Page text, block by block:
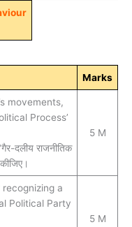
Marks
movements,
Process’
दलीय राजनीतिक
5 M
a
Political Party
5 M